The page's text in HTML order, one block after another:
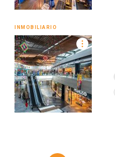
INMOBILIARIO